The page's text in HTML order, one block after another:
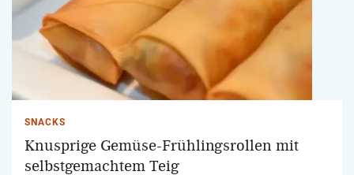
SNACKS
Knusprige Gemüse-Frühlingsrollen mit
selbstgemachtem Teig